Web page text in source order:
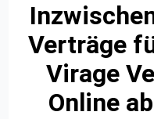
Verträge
Virage
Online